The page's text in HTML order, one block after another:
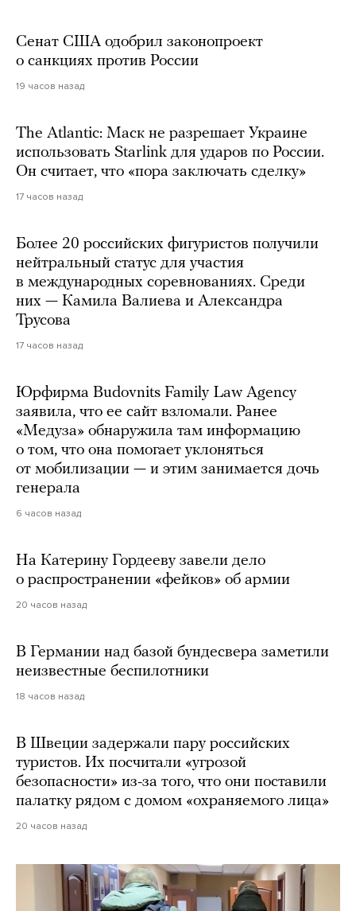
Сенат США одобрил законопроект
о санкциях против России
19 часов назад
The Atlantic: Маск не разрешает Украине
использовать Starlink для ударов по России.
Он считает, что «пора заключать сделку»
17 часов назад
Более 20 российских фигуристов получили
нейтральный статус для участия
в международных соревнованиях. Среди
них — Камила Валиева и Александра
Трусова
17 часов назад
Юрфирма Budovnits Family Law Agency
заявила, что ее сайт взломали. Ранее
«Медуза» обнаружила там информацию
о том, что она помогает уклоняться
от мобилизации — и этим занимается дочь
генерала
6 часов назад
На Катерину Гордееву завели дело
о распространении «фейков» об армии
20 часов назад
В Германии над базой бундесвера заметили
неизвестные беспилотники
18 часов назад
В Швеции задержали пару российских
туристов. Их посчитали «угрозой
безопасности» из-за того, что они поставили
палатку рядом с домом «охраняемого лица»
20 часов назад